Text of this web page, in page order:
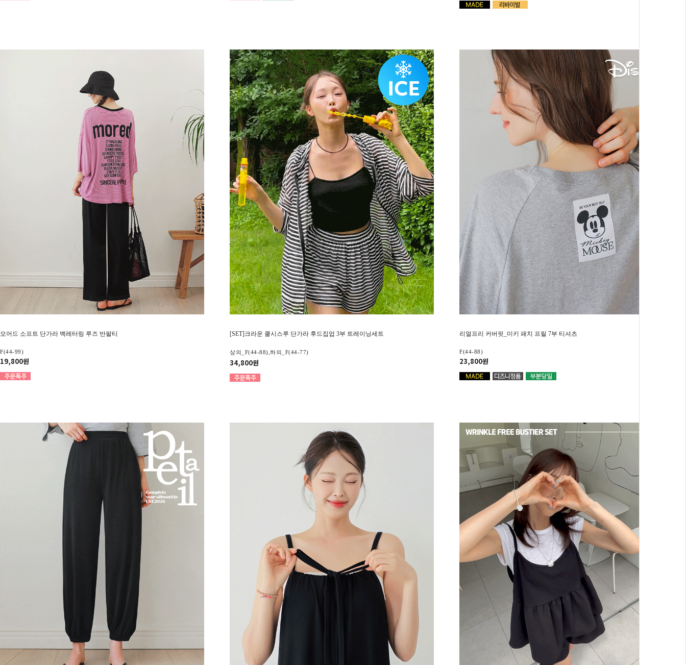
모어드 소프트 단가라 백레터링 루즈 반팔티
F(44-99)
19,800원
[SET]크라운 쿨시스루 단가라 후드집업 3부 트레이닝세트
상의_F(44-88),하의_F(44-77)
34,800원
리얼프리 커버핏_미키 패치 프릴 7부 티셔츠
F(44-88)
23,800원